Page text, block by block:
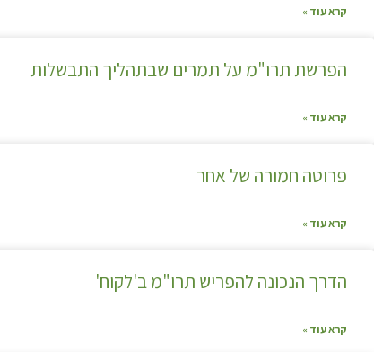
קרא עוד »
הפרשת תרו"מ על תמרים שבתהליך התבשלות
קרא עוד »
פרוטה חמורה של אחר
קרא עוד »
הדרך הנכונה להפריש תרו"מ ב'לקוח'
קרא עוד »